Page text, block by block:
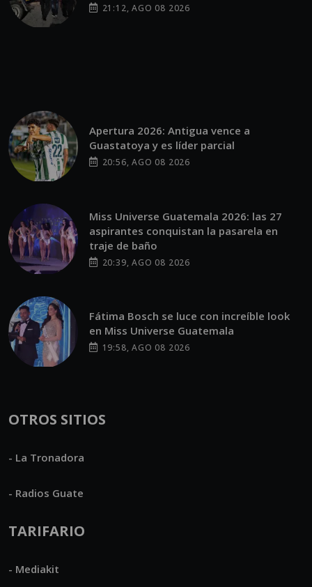
21:12, AGO 08 2026
Apertura 2026: Antigua vence a
Guastatoya y es líder parcial
20:56, AGO 08 2026
Miss Universe Guatemala 2026: las 27
aspirantes conquistan la pasarela en
traje de baño
20:39, AGO 08 2026
Fátima Bosch se luce con increíble look
en Miss Universe Guatemala
19:58, AGO 08 2026
OTROS SITIOS
- La Tronadora
- Radios Guate
TARIFARIO
- Mediakit